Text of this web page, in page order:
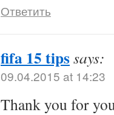
Ответить
fifa 15 tipssays:
09.04.2015 at 14:23
Thank you for